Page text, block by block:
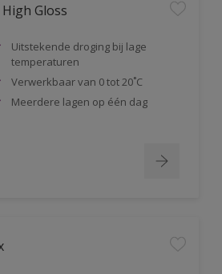
Gloss
Uitstekende droging bij lage
temperaturen
Verwerkbaar van 0 tot 20˚C
Meerdere lagen op één dag